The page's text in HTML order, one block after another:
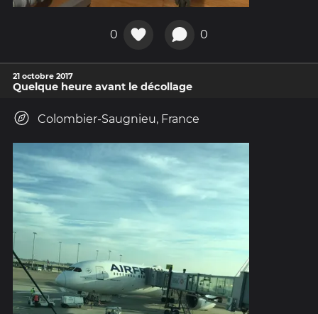
0 0
21 octobre 2017
Quelque heure avant le décollage
Colombier-Saugnieu, France